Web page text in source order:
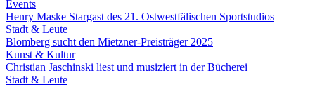
Events
Henry Maske Stargast des 21. Ostwestfälischen Sportstudios
Stadt & Leute
Blomberg sucht den Mietzner-Preisträger 2025
Kunst & Kultur
Christian Jaschinski liest und musiziert in der Bücherei
Stadt & Leute